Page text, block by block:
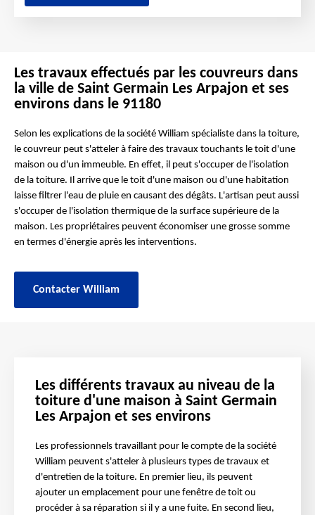
Les travaux effectués par les couvreurs dans
la ville de Saint Germain Les Arpajon et ses
environs dans le 91180
Selon les explications de la société William spécialiste dans la toiture,
le couvreur peut s'atteler à faire des travaux touchants le toit d'une
maison ou d'un immeuble. En effet, il peut s'occuper de l'isolation
de la toiture. Il arrive que le toit d'une maison ou d'une habitation
laisse filtrer l'eau de pluie en causant des dégâts. L'artisan peut aussi
s'occuper de l'isolation thermique de la surface supérieure de la
maison. Les propriétaires peuvent économiser une grosse somme
en termes d'énergie après les interventions.
Contacter William
Les différents travaux au niveau de la
toiture d'une maison à Saint Germain
Les Arpajon et ses environs
Les professionnels travaillant pour le compte de la société
William peuvent s'atteler à plusieurs types de travaux et
d'entretien de la toiture. En premier lieu, ils peuvent
ajouter un emplacement pour une fenêtre de toit ou
procéder à sa réparation si il y a une fuite. En second lieu,